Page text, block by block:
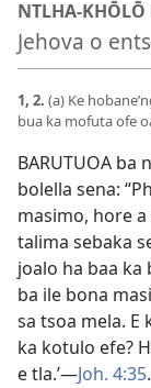
NTLHA-KHŌLŌ
Jehova o
1, 2. (a) Ke
bua ka mofuta ofe
BARUTUOA ba
bolella sena:
masimo, hore
talima sebaka
joalo ha baa ka
ba ile bona
sa tsoa mela. E
ka kotulo efe?
e tla.’—Joh. 4:35.